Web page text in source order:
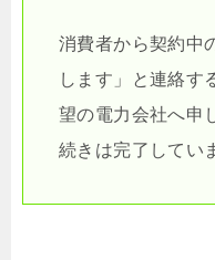
消費者から契約中
します」と連絡す
望の電力会社へ申
続きは完了してい